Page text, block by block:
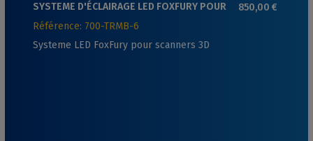
SYSTEME D'ÉCLAIRAGE LED FOXFURY POUR
SCANNERS 3D
850,00 €
Référence: 700-TRMB-6
Systeme LED FoxFury pour scanners 3D